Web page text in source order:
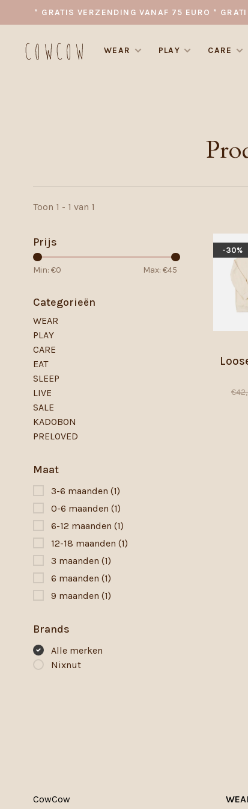
* GRATIS VERZENDING VANAF 75 EURO *
WEAR PLAY CARE
Toon 1 - 1 van 1
Prijs
Min: €0 Max: €45
Categorieën
WEAR
PLAY
CARE
EAT
SLEEP
LIVE
SALE
KADOBON
PRELOVED
Maat
3-6 maanden (1)
0-6 maanden (1)
6-12 maanden (1)
12-18 maanden (1)
3 maanden (1)
6 maanden (1)
9 maanden (1)
Brands
Alle merken
Nixnut
-30%
CowCow